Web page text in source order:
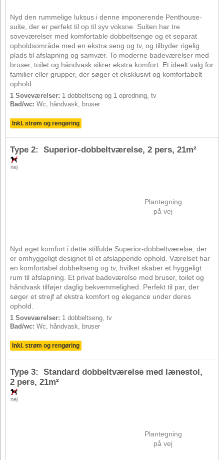
1 Soveværelser: 1 dobbeltseng og 1 opredning, tv
Bad/wc: Wc, håndvask, bruser
Nyd den rummelige luksus i denne imponerende Penthouse-
suite, der er perfekt til op til syv voksne. Suiten har tre
soveværelser med komfortable dobbeltsenge og et separat
opholdsområde med en ekstra seng og tv, og tilbyder rigelig
plads til afslapning og samvær. To moderne badeværelser med
bruser, toilet og håndvask sikrer ekstra komfort. Et ideelt valg for
familier eller grupper, der søger et eksklusivt og komfortabelt
ophold.
Inkl. strøm og rengøring
nej
Type 2: Superior-dobbeltværelse, 2 pers, 21m²
Plantegning
på vej
1 Soveværelser: 1 dobbeltseng, tv
Bad/wc: Wc, håndvask, bruser
Nyd øget komfort i dette stilfulde Superior-dobbeltværelse, der
er omhyggeligt designet til et afslappende ophold. Værelset har
en komfortabel dobbeltseng og tv, hvilket skaber et hyggeligt
rum til afslapning. Et privat badeværelse med bruser, toilet og
håndvask tilføjer daglig bekvemmelighed. Perfekt til par, der
søger et strejf af ekstra komfort og elegance under deres
ophold.
Inkl. strøm og rengøring
nej
Type 3: Standard dobbeltværelse med lænestol,
2 pers, 21m²
Plantegning
på vej